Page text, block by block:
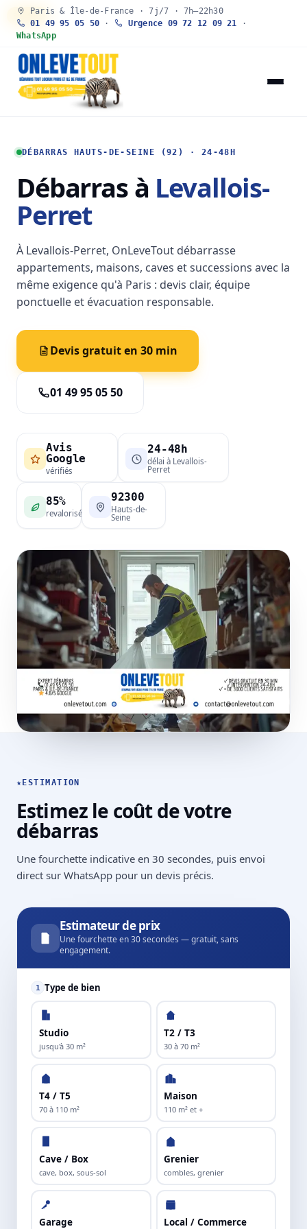
Paris & Île-de-France · 7j/7 · 7h–22h30
01 49 95 05 50 · Urgence 09 72 12 09 21 ·
WhatsApp
DÉBARRAS HAUTS-DE-SEINE (92) · 24-48H
Débarras à Levallois-
Perret
À Levallois-Perret, OnLeveTout débarrasse
appartements, maisons, caves et successions avec la
même exigence qu'à Paris : devis clair, équipe
ponctuelle et évacuation responsable.
Devis gratuit en 30 min
01 49 95 05 50
Avis
Google
vérifiés
24-48h
délai à Levallois-
Perret
85%
revalorisé
92300
Hauts-de-
Seine
★ ESTIMATION
Estimez le coût de votre
débarras
Une fourchette indicative en 30 secondes, puis envoi
direct sur WhatsApp pour un devis précis.
Estimateur de prix
Une fourchette en 30 secondes — gratuit, sans
engagement.
30 SEC
1 Type de bien
Studio
jusqu'à 30 m²
T2 / T3
30 à 70 m²
T4 / T5
70 à 110 m²
Maison
110 m² et +
Cave / Box
cave, box, sous-sol
Grenier
combles, grenier
Garage Local / Commerce